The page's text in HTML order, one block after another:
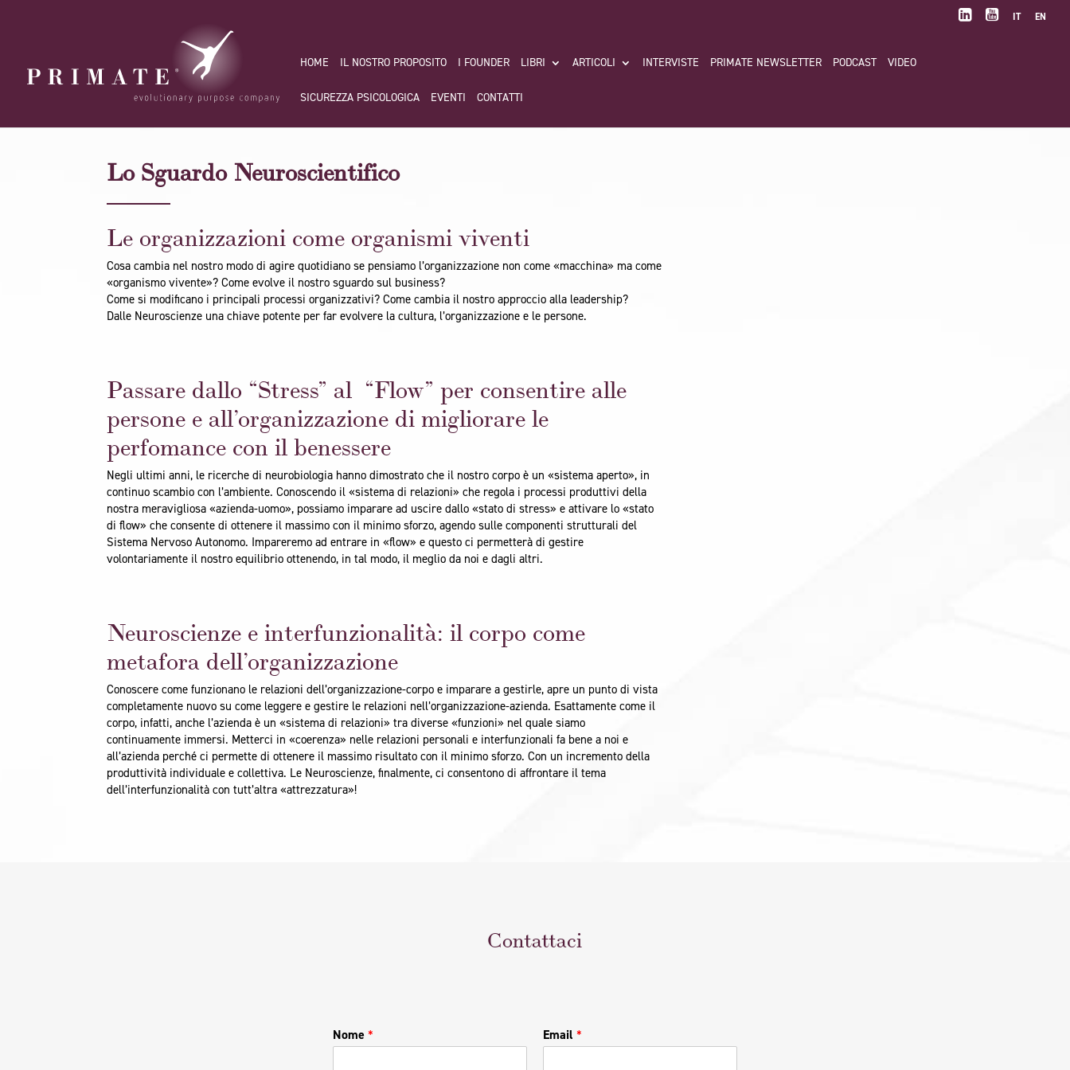
IT EN
HOME IL NOSTRO PROPOSITO I FOUNDER LIBRI ARTICOLI INTERVISTE PRIMATE NEWSLETTER PODCAST VIDEO
SICUREZZA PSICOLOGICA EVENTI CONTATTI
Lo Sguardo Neuroscientifico
Le organizzazioni come organismi viventi
Cosa cambia nel nostro modo di agire quotidiano se pensiamo l’organizzazione non come «macchina» ma come
«organismo vivente»? Come evolve il nostro sguardo sul business?
Come si modificano i principali processi organizzativi? Come cambia il nostro approccio alla leadership?
Dalle Neuroscienze una chiave potente per far evolvere la cultura, l’organizzazione e le persone.
Passare dallo “Stress” al “Flow” per consentire alle
persone e all’organizzazione di migliorare le
perfomance con il benessere
Negli ultimi anni, le ricerche di neurobiologia hanno dimostrato che il nostro corpo è un «sistema aperto», in
continuo scambio con l’ambiente. Conoscendo il «sistema di relazioni» che regola i processi produttivi della
nostra meravigliosa «azienda-uomo», possiamo imparare ad uscire dallo «stato di stress» e attivare lo «stato
di flow» che consente di ottenere il massimo con il minimo sforzo, agendo sulle componenti strutturali del
Sistema Nervoso Autonomo. Impareremo ad entrare in «flow» e questo ci permetterà di gestire
volontariamente il nostro equilibrio ottenendo, in tal modo, il meglio da noi e dagli altri.
Neuroscienze e interfunzionalità: il corpo come
metafora dell’organizzazione
Conoscere come funzionano le relazioni dell’organizzazione-corpo e imparare a gestirle, apre un punto di vista
completamente nuovo su come leggere e gestire le relazioni nell’organizzazione-azienda. Esattamente come il
corpo, infatti, anche l’azienda è un «sistema di relazioni» tra diverse «funzioni» nel quale siamo
continuamente immersi. Metterci in «coerenza» nelle relazioni personali e interfunzionali fa bene a noi e
all’azienda perché ci permette di ottenere il massimo risultato con il minimo sforzo. Con un incremento della
produttività individuale e collettiva. Le Neuroscienze, finalmente, ci consentono di affrontare il tema
dell’interfunzionalità con tutt’altra «attrezzatura»!
Contattaci
Nome * Email *